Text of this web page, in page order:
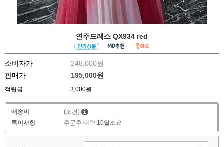
연주드레스 QX934 red
소비자가
248,000원
판매가
195,000원
적립금 3,000원
배송비
(조건)
특이사항
주문후 대략 10일소요